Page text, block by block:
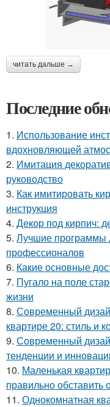
читать дальше →
Последние
1. Использование
вдохновляющей
2. Имитация
руководство
3. Как имитировать
инструкция
4. Декор под кирпич:
5. Лучшие программы
профессионалов
6. Какие основные
7. Пугало на поле
жизни
8. Современный
квартире 20: стиль и
9. Современный
тенденции и
10. Маленькая
правильно обставить
11. Однокомнатная